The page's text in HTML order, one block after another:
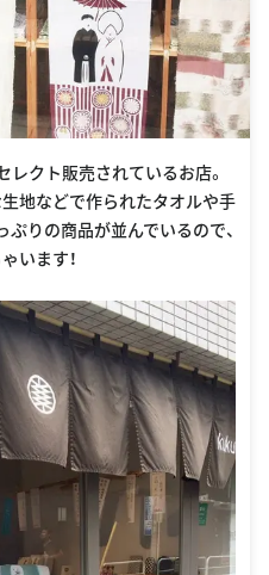
レクト販売されているお店。
地などで作られたタオルや手
りの商品が並んでいるので、
います！